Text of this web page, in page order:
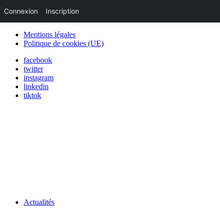
Mentions légales
Politique de cookies (UE)
facebook
twitter
instagram
linkedin
tiktok
Actualités
Connexion Inscription